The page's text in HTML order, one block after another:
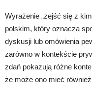
Wyrażenie „zejść się z
polskim, który oznacza
dyskusji lub omówienia
zarówno w kontekście
zdań pokazują różne
że może ono mieć